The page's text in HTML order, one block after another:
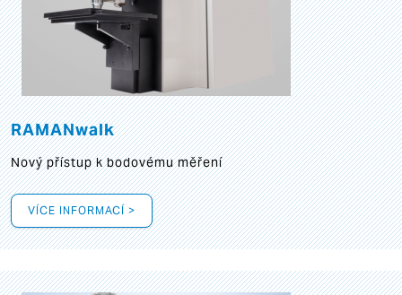
RAMANwalk
Nový přístup k bodovému měření
VÍCE INFORMACÍ >